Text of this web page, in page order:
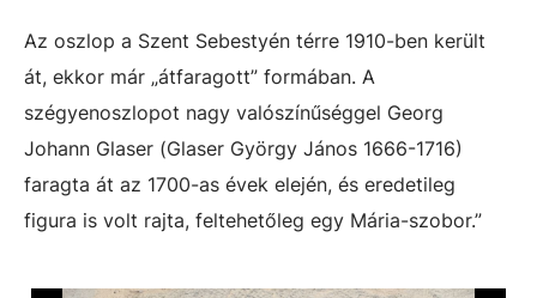
Az oszlop a Szent Sebestyén térre 1910-ben került
át, ekkor már „átfaragott” formában. A
szégyenoszlopot nagy valószínűséggel Georg
Johann Glaser (Glaser György János 1666-1716)
faragta át az 1700-as évek elején, és eredetileg
figura is volt rajta, feltehetőleg egy Mária-szobor.”